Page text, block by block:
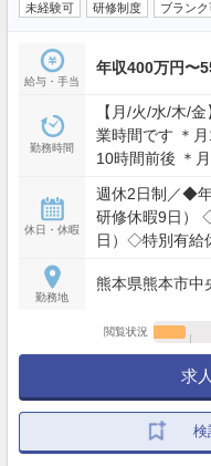
未経験可
研修制度 ブランク
給与・手当
年収400万円〜
勤務時間
【月/火/水/木/
業時間です ＊
10時間前後 ＊
休日・休暇
週休2日制／◆
研修休暇9日）
日）◇特別有給
介護休暇◇看護
引休暇（最大7
◇研修休暇（上
勤務地
熊本県熊本市中
閲覧状況
求
検